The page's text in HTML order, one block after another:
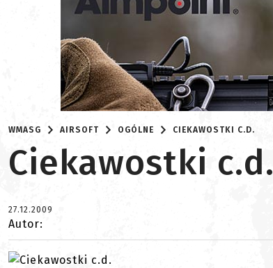
WMASG AIRSOFT OGÓLNE CIEKAWOSTKI C.D.
Ciekawostki c.d.
27.12.2009
Autor: